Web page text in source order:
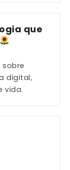
que
digital,
vida.